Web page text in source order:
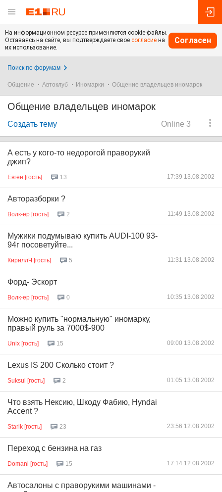
На информационном ресурсе применяются cookie-файлы.
Оставаясь на сайте, вы подтверждаете свое согласие на
их использование.
Согласен
Поиск по форумам
Общение Автоклуб Иномарки Общение владельцев иномарок
Общение владельцев иномарок
Online 3
Создать тему
А есть у кого-то недорогой праворукий
джип?
Евген [гость] 13 17:39 13.08.2002
Авторазборки ?
Волк-ер [гость] 2 11:49 13.08.2002
Мужики подумываю купить AUDI-100 93-
94г посоветуйте...
КириллЧ [гость] 5 11:31 13.08.2002
Форд- Эскорт
Волк-ер [гость] 0 10:35 13.08.2002
Можно купить "нормальную" иномарку,
правый руль за 7000$-900
Unix [гость] 15 09:00 13.08.2002
Lexus IS 200 Сколько стоит ?
Suksul [гость] 2 01:05 13.08.2002
Что взять Нексию, Шкоду Фабию, Hyndai
Accent ?
Starik [гость] 23 23:56 12.08.2002
Переход с бензина на газ
Domani [гость] 15 17:14 12.08.2002
Автосалоны с праворукими машинами -